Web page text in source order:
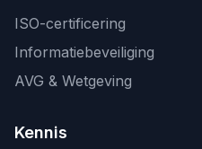
ISO-certificering
Informatiebeveiliging
AVG & Wetgeving
Kennis